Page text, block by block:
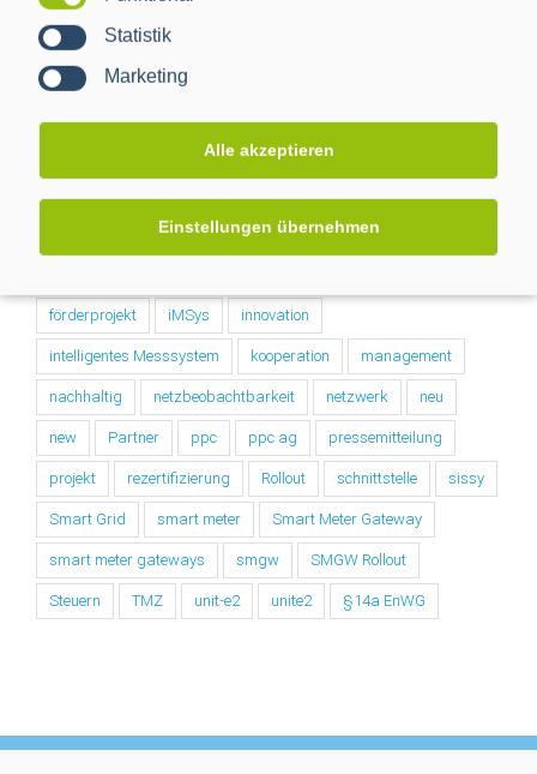
Statistik
Marketing
Alle akzeptieren
Einstellungen übernehmen
Nach Tags
Digitalisierung der Energiewende e-mobilität
Energiewendentechnology Energiezukunft
förderprojekt iMSys innovation
intelligentes Messsystem kooperation management
nachhaltig netzbeobachtbarkeit netzwerk neu
new Partner ppc ppc ag pressemitteilung
projekt rezertifizierung Rollout schnittstelle sissy
Smart Grid smart meter Smart Meter Gateway
smart meter gateways smgw SMGW Rollout
Steuern TMZ unit-e2 unite2 §14a EnWG